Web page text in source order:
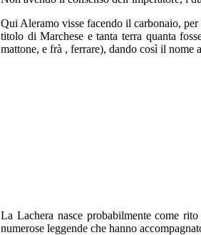
Qui Aleramo visse facendo il carbonaio,
titolo di Marchese e tanta terra quanta
mattone, e frà , ferrare), dando così il nome
La Lachera nasce probabilmente come
numerose leggende che hanno